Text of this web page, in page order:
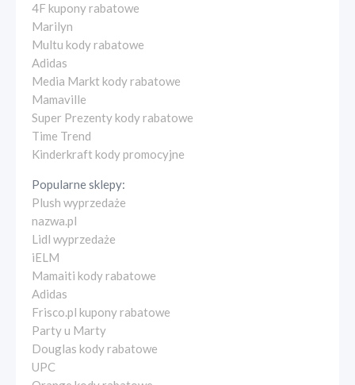
4F kupony rabatowe
Marilyn
Multu kody rabatowe
Adidas
Media Markt kody rabatowe
Mamaville
Super Prezenty kody rabatowe
Time Trend
Kinderkraft kody promocyjne
Popularne sklepy:
Plush wyprzedaże
nazwa.pl
Lidl wyprzedaże
iELM
Mamaiti kody rabatowe
Adidas
Frisco.pl kupony rabatowe
Party u Marty
Douglas kody rabatowe
UPC